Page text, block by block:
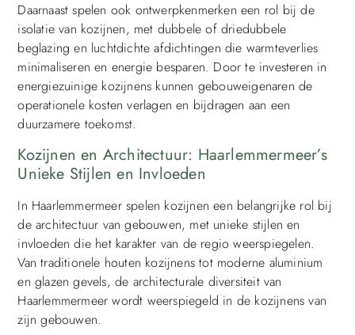
Daarnaast spelen ook ontwerpkenmerken een rol bij de
isolatie van kozijnen, met dubbele of driedubbele
beglazing en luchtdichte afdichtingen die warmteverlies
minimaliseren en energie besparen. Door te investeren in
energiezuinige kozijnens kunnen gebouweigenaren de
operationele kosten verlagen en bijdragen aan een
duurzamere toekomst.
Kozijnen en Architectuur: Haarlemmermeer’s
Unieke Stijlen en Invloeden
In Haarlemmermeer spelen kozijnen een belangrijke rol bij
de architectuur van gebouwen, met unieke stijlen en
invloeden die het karakter van de regio weerspiegelen.
Van traditionele houten kozijnens tot moderne aluminium
en glazen gevels, de architecturale diversiteit van
Haarlemmermeer wordt weerspiegeld in de kozijnens van
zijn gebouwen.